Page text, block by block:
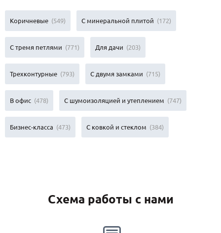
Коричневые (549) С минеральной плитой (172)
С тремя петлями (771) Для дачи (203)
Трехконтурные (793) С двумя замками (715)
В офис (478) С шумоизоляцией и утеплением (747)
Бизнес-класса (473) С ковкой и стеклом (384)
Схема работы с нами